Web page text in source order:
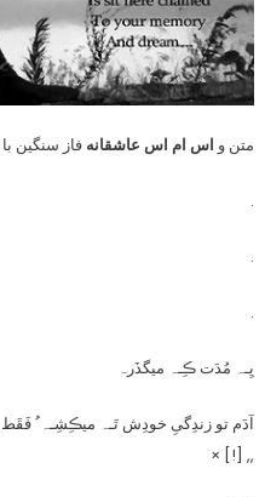
متن و اس ام اس عاشقانه فاز سنگین
.
.
.
یِـہ مُدَت ڪِـہ میگذَرہ
آدَم تو زندِگیِ خودِش تَـہ میڪِشِـہ ُ فَقَط
,, [!] ×